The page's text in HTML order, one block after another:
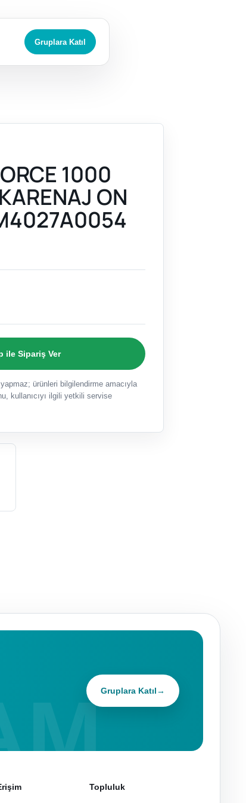
Gruplara Katıl
1000
ON
ile Sipariş Ver
ürünleri bilgilendirme amacıyla
kullanıcıyı ilgili yetkili servise
Gruplara Katıl→
Topluluk